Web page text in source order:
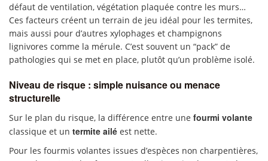
défaut de ventilation, végétation plaquée contre les murs…
Ces facteurs créent un terrain de jeu idéal pour les termites,
mais aussi pour d’autres xylophages et champignons
lignivores comme la mérule. C’est souvent un “pack” de
pathologies qui se met en place, plutôt qu’un problème isolé.
Niveau de risque : simple nuisance ou menace
structurelle
Sur le plan du risque, la différence entre une fourmi volante
classique et un termite ailé est nette.
Pour les fourmis volantes issues d’espèces non charpentières,